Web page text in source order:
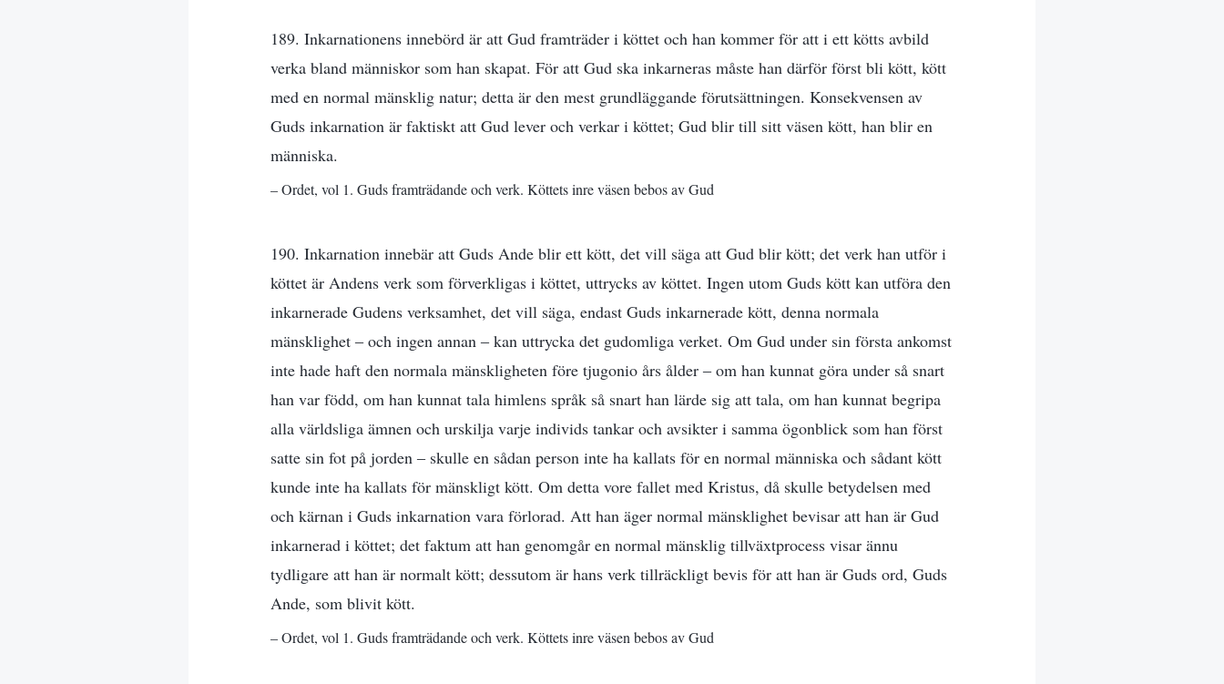
189. Inkarnationens innebörd är att Gud framträder i köttet och han kommer för att i ett kötts avbild
verka bland människor som han skapat. För att Gud ska inkarneras måste han därför först bli kött, kött
med en normal mänsklig natur; detta är den mest grundläggande förutsättningen. Konsekvensen av
Guds inkarnation är faktiskt att Gud lever och verkar i köttet; Gud blir till sitt väsen kött, han blir en
människa.
– Ordet, vol 1. Guds framträdande och verk. Köttets inre väsen bebos av Gud
190. Inkarnation innebär att Guds Ande blir ett kött, det vill säga att Gud blir kött; det verk han utför i
köttet är Andens verk som förverkligas i köttet, uttrycks av köttet. Ingen utom Guds kött kan utföra den
inkarnerade Gudens verksamhet, det vill säga, endast Guds inkarnerade kött, denna normala
mänsklighet ‒ och ingen annan ‒ kan uttrycka det gudomliga verket. Om Gud under sin första ankomst
inte hade haft den normala mänskligheten före tjugonio års ålder ‒ om han kunnat göra under så snart
han var född, om han kunnat tala himlens språk så snart han lärde sig att tala, om han kunnat begripa
alla världsliga ämnen och urskilja varje individs tankar och avsikter i samma ögonblick som han först
satte sin fot på jorden ‒ skulle en sådan person inte ha kallats för en normal människa och sådant kött
kunde inte ha kallats för mänskligt kött. Om detta vore fallet med Kristus, då skulle betydelsen med
och kärnan i Guds inkarnation vara förlorad. Att han äger normal mänsklighet bevisar att han är Gud
inkarnerad i köttet; det faktum att han genomgår en normal mänsklig tillväxtprocess visar ännu
tydligare att han är normalt kött; dessutom är hans verk tillräckligt bevis för att han är Guds ord, Guds
Ande, som blivit kött.
– Ordet, vol 1. Guds framträdande och verk. Köttets inre väsen bebos av Gud